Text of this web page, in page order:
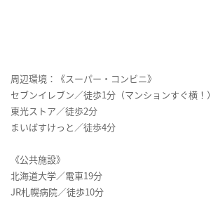
周辺環境：《スーパー・コンビニ》
セブンイレブン／徒歩1分（マンションすぐ横！）
東光ストア／徒歩2分
まいばすけっと／徒歩4分
《公共施設》
北海道大学／電車19分
JR札幌病院／徒歩10分